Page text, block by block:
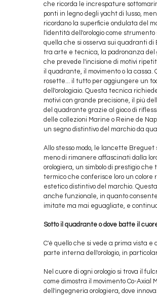
che ricorda le increspature
ponti in legno degli yacht di lusso,
ricordano la superficie ondulata del
l'identità dell'orologio come
quella che si osserva sui quadranti
tra arte e tecnica, la padronanza
che prevede l'incisione di motivi
il quadrante, il movimento o la
rosette... il tutto per aggiungere un
dell'orologiaio. Questa tecnica
motivi con grande precisione, il più
del quadrante grazie al gioco di
delle collezioni Marine o Reine de
un segno distintivo del marchio da
Allo stesso modo, le lancette
meno di rimanere affascinati dalla
orologiera, un simbolo di prestigio
termico che conferisce loro un colore
estetico distintivo del marchio.
anche funzionale, in quanto
imitate ma mai eguagliate, e
Sotto il quadrante o dove batte il
C'è quello che si vede a prima vista e
parte interna dell'orologio, in
Nel cuore di ogni orologio si trova il
come dimostra il movimento Co-Axial
dell'ingegneria orologiera, dove